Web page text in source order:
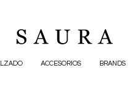
ACCESORIOS BRANDS